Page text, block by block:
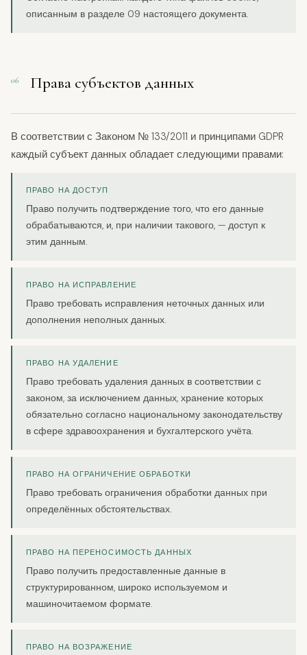
описанным в разделе 09 настоящего документа.
06 Права субъектов данных
В соответствии с Законом № 133/2011 и принципами GDPR
каждый субъект данных обладает следующими правами:
ПРАВО НА ДОСТУП
Право получить подтверждение того, что его данные
обрабатываются, и, при наличии такового, — доступ к
этим данным.
ПРАВО НА ИСПРАВЛЕНИЕ
Право требовать исправления неточных данных или
дополнения неполных данных.
ПРАВО НА УДАЛЕНИЕ
Право требовать удаления данных в соответствии с
законом, за исключением данных, хранение которых
обязательно согласно национальному законодательству
в сфере здравоохранения и бухгалтерского учёта.
ПРАВО НА ОГРАНИЧЕНИЕ ОБРАБОТКИ
Право требовать ограничения обработки данных при
определённых обстоятельствах.
ПРАВО НА ПЕРЕНОСИМОСТЬ ДАННЫХ
Право получить предоставленные данные в
структурированном, широко используемом и
машиночитаемом формате.
ПРАВО НА ВОЗРАЖЕНИЕ